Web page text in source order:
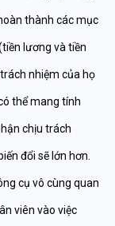
thành các mục
lương và tiền
nhiệm của họ
thể mang tính
chịu trách
đổi sẽ lớn hơn.
cụ vô cùng quan
viên vào việc